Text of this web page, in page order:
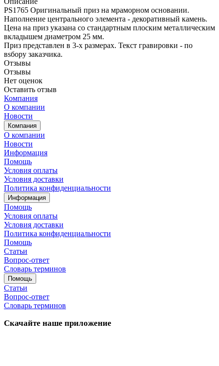
PS1765 Оригинальный приз на мраморном основании.
Наполнение центрального элемента - декоративный камень.
Цена на приз указана со стандартным плоским металлическим
вкладышем диаметром 25 мм.
Приз представлен в 3-х размерах. Текст гравировки - по
вsбору заказчика.
Отзывы
Отзывы
Нет оценок
Оставить отзыв
Компания
О компании
Новости
Компания
О компании
Новости
Информация
Помощь
Условия оплаты
Условия доставки
Политика конфиденциальности
Информация
Помощь
Условия оплаты
Условия доставки
Политика конфиденциальности
Помощь
Статьи
Вопрос-ответ
Словарь терминов
Помощь
Статьи
Вопрос-ответ
Словарь терминов
Скачайте наше приложение